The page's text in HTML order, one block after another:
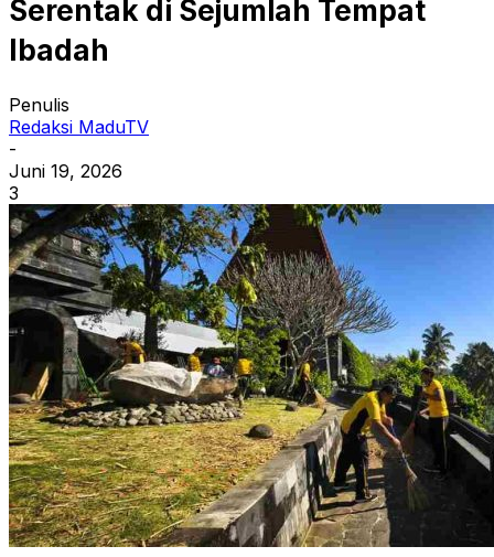
Serentak di Sejumlah Tempat
Ibadah
Penulis
Redaksi MaduTV
-
Juni 19, 2026
3